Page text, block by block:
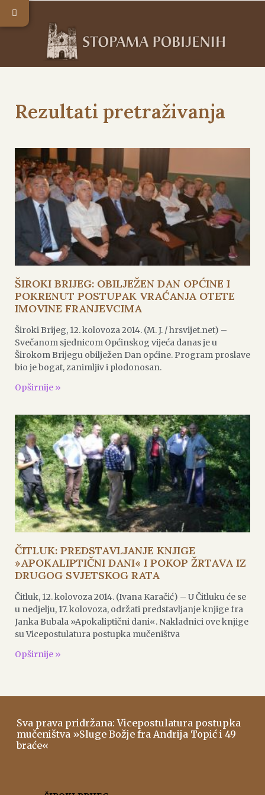
Rezultati pretraživanja
ŠIROKI BRIJEG: OBILJEŽEN DAN OPĆINE I
POKRENUT POSTUPAK VRAĆANJA OTETE
IMOVINE FRANJEVCIMA
Široki Brijeg, 12. kolovoza 2014. (M. J. / hrsvijet.net) –
Svečanom sjednicom Općinskog vijeća danas je u
Širokom Brijegu obilježen Dan općine. Program proslave
bio je bogat, zanimljiv i plodonosan.
Opširnije »
ČITLUK: PREDSTAVLJANJE KNJIGE
»APOKALIPTIČNI DANI« I POKOP ŽRTAVA IZ
DRUGOG SVJETSKOG RATA
Čitluk, 12. kolovoza 2014. (Ivana Karačić) – U Čitluku će se
u nedjelju, 17. kolovoza, održati predstavljanje knjige fra
Janka Bubala »Apokaliptični dani«. Nakladnici ove knjige
su Vicepostulatura postupka mučeništva
Opširnije »
Sva prava pridržana: Vicepostulatura postupka
mučeništva »Sluge Božje fra Andrija Topić i 49
braće«